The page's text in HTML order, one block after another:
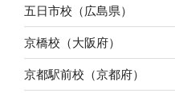
五日市校（広島県）
京橋校（大阪府）
京都駅前校（京都府）